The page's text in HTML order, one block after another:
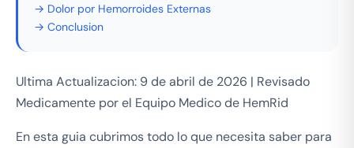
→ Dolor por Hemorroides Externas
→ Conclusion
Ultima Actualizacion: 9 de abril de 2026 | Revisado
Medicamente por el Equipo Medico de HemRid
En esta guia cubrimos todo lo que necesita saber para